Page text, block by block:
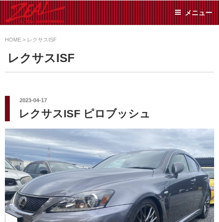
ン SUMIYAMA
た日常メンテから各種チ
することならジャンルフ
リーでお任せください!
メニュー
HOME > レクサスISF
レクサスISF
投
稿
日:
2023-04-17
レクサスISF ピロブッシュ